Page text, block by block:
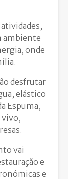
ambiente
onde
desfrutar
elástico
Espuma,
vivo,
vai
e
e